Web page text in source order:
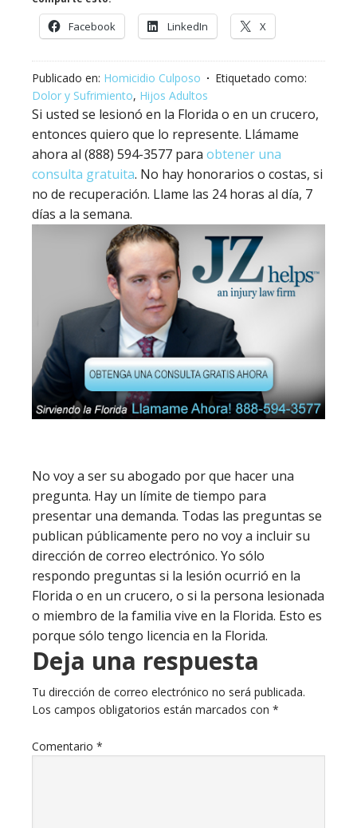
Facebook LinkedIn X
Publicado en: Homicidio Culposo
Etiquetado como:
Dolor y Sufrimiento, Hijos Adultos
Si usted se lesionó en la Florida o en un crucero,
entonces quiero que lo represente. Llámame
ahora al (888) 594-3577 para obtener una
consulta gratuita. No hay honorarios o costas, si
no de recuperación. Llame las 24 horas al día, 7
días a la semana.
No voy a ser su abogado por que hacer una
pregunta. Hay un límite de tiempo para
presentar una demanda. Todas las preguntas se
publican públicamente pero no voy a incluir su
dirección de correo electrónico. Yo sólo
respondo preguntas si la lesión ocurrió en la
Florida o en un crucero, o si la persona lesionada
o miembro de la familia vive en la Florida. Esto es
porque sólo tengo licencia en la Florida.
Deja una respuesta
Tu dirección de correo electrónico no será publicada.
Los campos obligatorios están marcados con *
Comentario *